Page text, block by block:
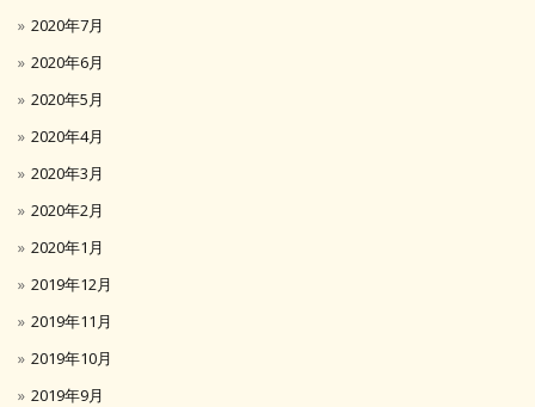
2020年7月
2020年6月
2020年5月
2020年4月
2020年3月
2020年2月
2020年1月
2019年12月
2019年11月
2019年10月
2019年9月